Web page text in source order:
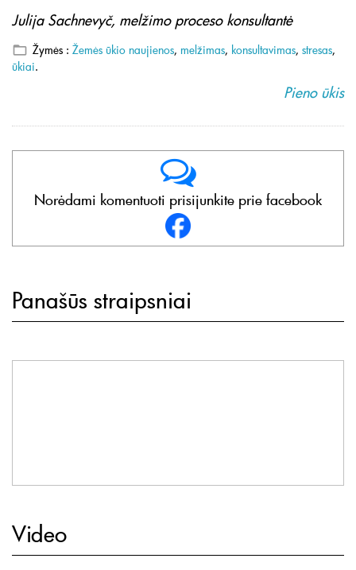
Julija Sachnevyč, melžimo proceso konsultantė
Žymės : Žemės ūkio naujienos, melžimas, konsultavimas, stresas,
ūkiai.
Pieno ūkis
Norėdami komentuoti prisijunkite prie facebook
Panašūs straipsniai
Video